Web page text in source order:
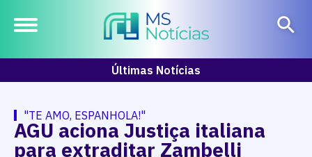
Últimas Notícias
"TE AMO, ESPANHOLA!"
AGU aciona Justiça italiana
para extraditar Zambelli